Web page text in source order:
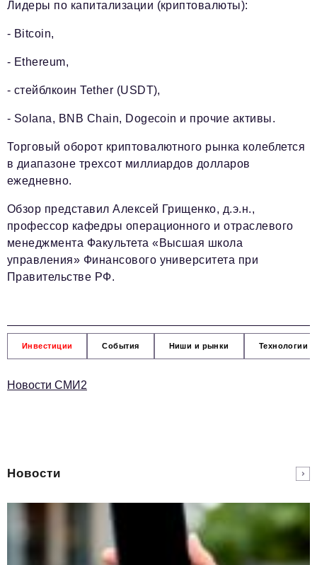
Лидеры по капитализации (криптовалюты):
- Bitcoin,
- Ethereum,
- стейблкоин Tether (USDT),
- Solana, BNB Chain, Dogecoin и прочие активы.
Торговый оборот криптовалютного рынка колеблется
в диапазоне трехсот миллиардов долларов
ежедневно.
Обзор представил Алексей Грищенко, д.э.н.,
профессор кафедры операционного и отраслевого
менеджмента Факультета «Высшая школа
управления» Финансового университета при
Правительстве РФ.
Инвестиции События Ниши и рынки Технологии
Новости СМИ2
Новости